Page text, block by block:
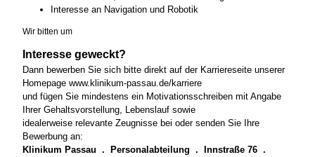
Interesse an Navigation und Robotik
Wir bitten um
Interesse geweckt?
Dann bewerben Sie sich bitte direkt auf der Karriereseite unserer
Homepage www.klinikum-passau.de/karriere
und fügen Sie mindestens ein Motivationsschreiben mit Angabe
Ihrer Gehaltsvorstellung, Lebenslauf sowie
idealerweise relevante Zeugnisse bei oder senden Sie Ihre
Bewerbung an:
Klinikum Passau . Personalabteilung . Innstraße 76 .